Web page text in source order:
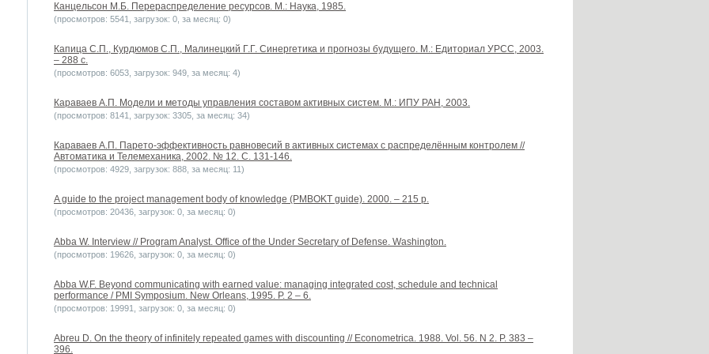
Канцельсон М.Б. Перераспределение ресурсов. М.: Наука, 1985.
(просмотров: 5541, загрузок: 0, за месяц: 0)
Капица С.П., Курдюмов С.П., Малинецкий Г.Г. Синергетика и прогнозы будущего. М.: Едиториал УРСС, 2003.
– 288 с.
(просмотров: 6053, загрузок: 949, за месяц: 4)
Караваев А.П. Модели и методы управления составом активных систем. М.: ИПУ РАН, 2003.
(просмотров: 8141, загрузок: 3305, за месяц: 34)
Караваев А.П. Парето-эффективность равновесий в активных системах с распределённым контролем //
Автоматика и Телемеханика, 2002. № 12. С. 131-146.
(просмотров: 4929, загрузок: 888, за месяц: 11)
A guide to the project management body of knowledge (PMBOKТ guide). 2000. – 215 p.
(просмотров: 20436, загрузок: 0, за месяц: 0)
Abba W. Interview // Program Analyst. Office of the Under Secretary of Defense. Washington.
(просмотров: 19626, загрузок: 0, за месяц: 0)
Abba W.F. Beyond communicating with earned value: managing integrated cost, schedule and technical
performance / PMI Symposium. New Orleans, 1995. P. 2 – 6.
(просмотров: 19991, загрузок: 0, за месяц: 0)
Abreu D. On the theory of infinitely repeated games with discounting // Econometrica. 1988. Vol. 56. N 2. P. 383 –
396.